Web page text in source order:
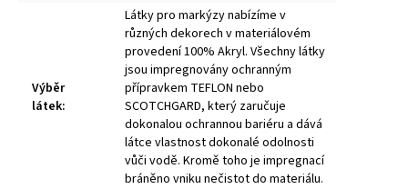
Výběr
látek:
Látky pro markýzy nabízíme v
různých dekorech v materiálovém
provedení 100% Akryl. Všechny látky
jsou impregnovány ochranným
přípravkem TEFLON nebo
SCOTCHGARD, který zaručuje
dokonalou ochrannou bariéru a dává
látce vlastnost dokonalé odolnosti
vůči vodě. Kromě toho je impregnací
bráněno vniku nečistot do materiálu.